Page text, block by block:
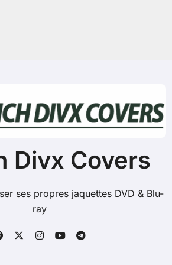
Divx Covers
ses propres jaquettes DVD & Blu-
ray